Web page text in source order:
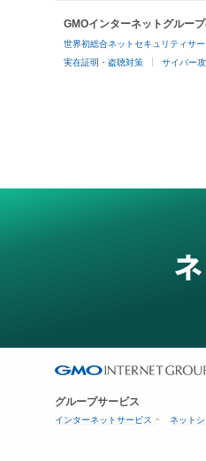
GMOインターネットグルー
世界初総合ネットセキュリティサ
実在証明・盗聴対策 サイバー
グループサービス
インターネットサービス ネット